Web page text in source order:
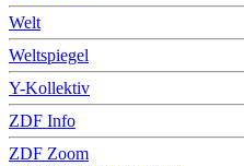
Welt
Weltspiegel
Y-Kollektiv
ZDF Info
ZDF Zoom